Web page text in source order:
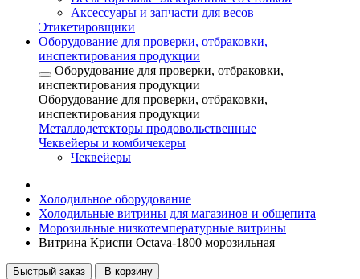
Аксессуары и запчасти для весов
Этикетировщики
Оборудование для проверки, отбраковки,
инспектирования продукции
Оборудование для проверки, отбраковки,
инспектирования продукции
Оборудование для проверки, отбраковки,
инспектирования продукции
Металлодетекторы продовольственные
Чеквейеры и комбичекеры
Чеквейеры
Холодильное оборудование
Холодильные витрины для магазинов и общепита
Морозильные низкотемпературные витрины
Витрина Криспи Octava-1800 морозильная
Быстрый заказ В корзину